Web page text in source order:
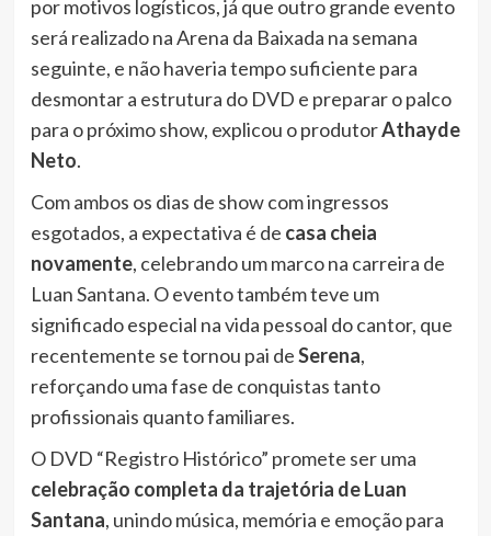
por motivos logísticos, já que outro grande evento
será realizado na Arena da Baixada na semana
seguinte, e não haveria tempo suficiente para
desmontar a estrutura do DVD e preparar o palco
para o próximo show, explicou o produtorAthayde
Neto.
Com ambos os dias de show com ingressos
esgotados, a expectativa é de casa cheia
novamente, celebrando um marco na carreira de
Luan Santana. O evento também teve um
significado especial na vida pessoal do cantor, que
recentemente se tornou pai deSerena,
reforçando uma fase de conquistas tanto
profissionais quanto familiares.
O DVD “Registro Histórico” promete ser uma
celebração completa da trajetória de Luan
Santana, unindo música, memória e emoção para